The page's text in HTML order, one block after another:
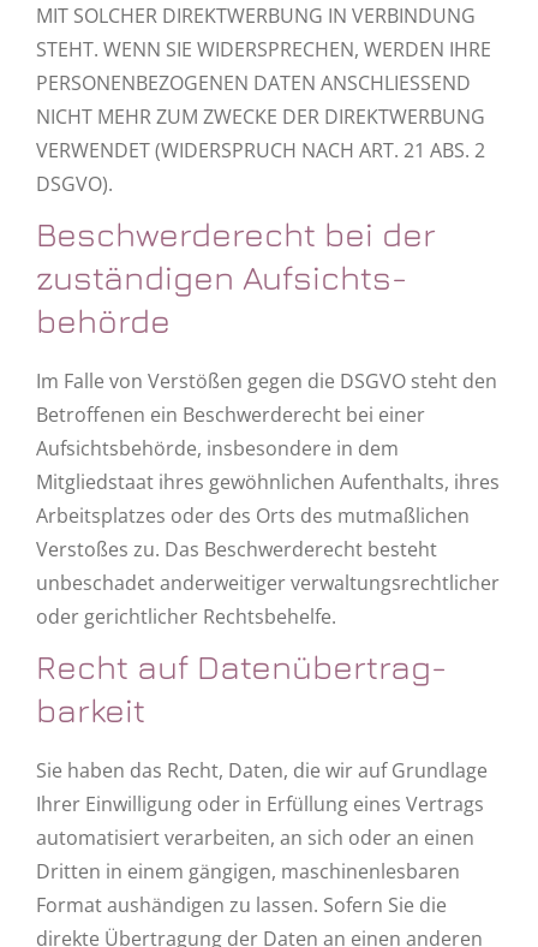
MIT SOLCHER DIREKTWERBUNG IN VERBINDUNG
STEHT. WENN SIE WIDERSPRECHEN, WERDEN IHRE
PERSONENBEZOGENEN DATEN ANSCHLIESSEND
NICHT MEHR ZUM ZWECKE DER DIREKTWERBUNG
VERWENDET (WIDERSPRUCH NACH ART. 21 ABS. 2
DSGVO).
Beschwerde­recht bei der
zuständigen Aufsichts­
behörde
Im Falle von Verstößen gegen die DSGVO steht den
Betroffenen ein Beschwerderecht bei einer
Aufsichtsbehörde, insbesondere in dem
Mitgliedstaat ihres gewöhnlichen Aufenthalts, ihres
Arbeitsplatzes oder des Orts des mutmaßlichen
Verstoßes zu. Das Beschwerderecht besteht
unbeschadet anderweitiger verwaltungsrechtlicher
oder gerichtlicher Rechtsbehelfe.
Recht auf Daten­übertrag­
barkeit
Sie haben das Recht, Daten, die wir auf Grundlage
Ihrer Einwilligung oder in Erfüllung eines Vertrags
automatisiert verarbeiten, an sich oder an einen
Dritten in einem gängigen, maschinenlesbaren
Format aushändigen zu lassen. Sofern Sie die
direkte Übertragung der Daten an einen anderen